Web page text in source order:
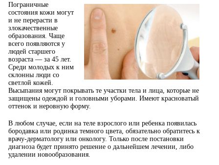
Пограничные
состояния кожи могут
и не перерасти в
злокачественные
образования. Чаще
всего появляются у
людей старшего
возраста — за 45 лет.
Среди молодых к ним
склонны люди со
светлой кожей.
Высыпания могут покрывать те участки тела и лица, которые не
защищены одеждой и головными уборами. Имеют красноватый
оттенок и неровную форму.
В любом случае, если на теле взрослого или ребенка появилась
бородавка или родинка темного цвета, обязательно обратитесь к
врачу-дерматологу или онкологу. Только после постановки
диагноза будет принято решение о дальнейшем лечении, либо
удалении новообразования.